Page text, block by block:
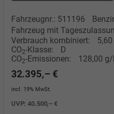
Fahrzeugnr.: 511196
Fahrzeug mit
Verbrauch kombiniert:
CO2-Klasse:
D
CO2-Emissionen: 128,00
32.395,– €
incl. 19% MwSt.
UVP:40.500,– €
Elvedin
Verkauf
calakovic@take-